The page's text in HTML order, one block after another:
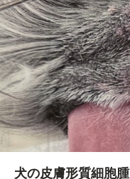
犬の皮膚形質細胞腫